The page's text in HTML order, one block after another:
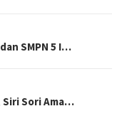
SMPN 5 I…
Siri Sori Ama…